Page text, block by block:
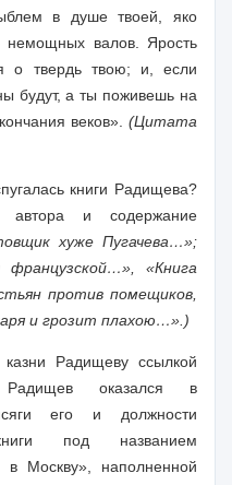
в душе твоей, яко
валов. Ярость
о твердь твою; и, если
будут, а ты поживешь на
веков». (Цитата
книги Радищева?
автора и содержание
хуже Пугачева…»;
«Книга
против помещиков,
и грозит плахою…».)
Радищеву ссылкой
Радищев оказался в
его и должности
под названием
в Москву», наполненной